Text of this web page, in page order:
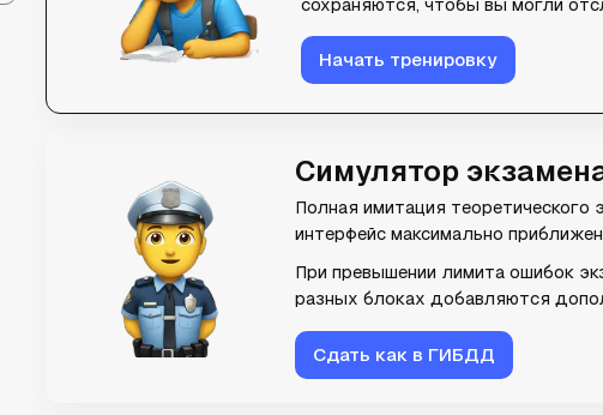
сохраняются, чтобы вы могли
Начать тренировку
Симулятор
Полная имитация
интерфейс максимально
При превышении лимита ошибок
разных блоках добавляются
Сдать как в ГИБДД